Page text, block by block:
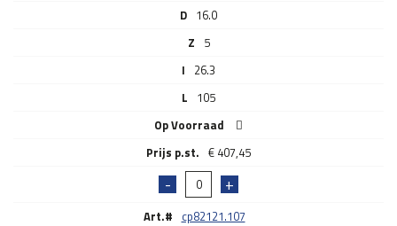
D 16.0
Z 5
I 26.3
L 105
Op Voorraad
€ 407,45
Art.# cp82121.107